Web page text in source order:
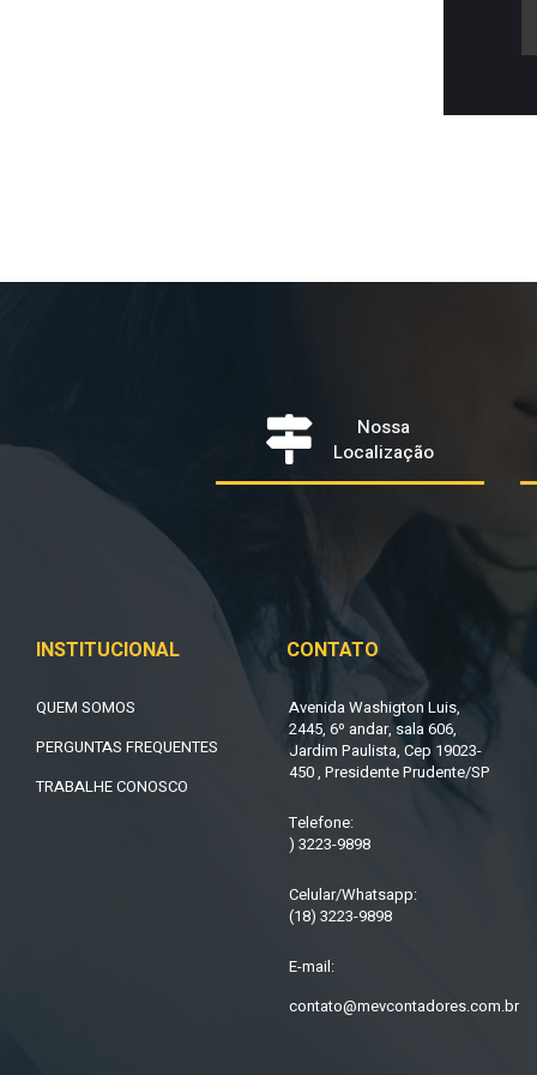
Nossa
Localização
INSTITUCIONAL
QUEM SOMOS
PERGUNTAS FREQUENTES
TRABALHE CONOSCO
CONTATO
Avenida Washigton Luis,
2445, 6º andar, sala 606,
Jardim Paulista, Cep 19023-
450 , Presidente Prudente/SP
Telefone:
) 3223-9898
Celular/Whatsapp:
(18) 3223-9898
E-mail:
contato@mevcontadores.com.br